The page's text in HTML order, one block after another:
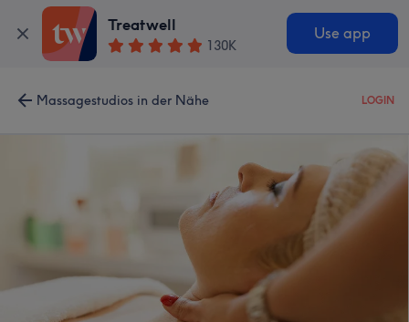
Treatwell
130K
Use app
Massagestudios in der Nähe LOGIN